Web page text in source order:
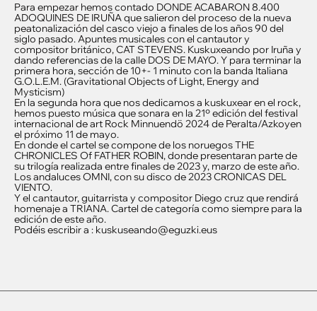
Para empezar hemos contado DONDE ACABARON 8.400
ADOQUINES DE IRUÑA que salieron del proceso de la nueva
peatonalización del casco viejo a finales de los años 90 del
siglo pasado. Apuntes musicales con el cantautor y
compositor británico, CAT STEVENS. Kuskuxeando por Iruña y
dando referencias de la calle DOS DE MAYO. Y para terminar la
primera hora, sección de 10+- 1 minuto con la banda Italiana
G.O.L.E.M. (Gravitational Objects of Light, Energy and
Mysticism)
En la segunda hora que nos dedicamos a kuskuxear en el rock,
hemos puesto música que sonara en la 21º edición del festival
internacional de art Rock Minnuendö 2024 de Peralta/Azkoyen
el próximo 11 de mayo.
En donde el cartel se compone de los noruegos THE
CHRONICLES Of FATHER ROBIN, donde presentaran parte de
su trilogía realizada entre finales de 2023 y, marzo de este año.
Los andaluces OMNI, con su disco de 2023 CRONICAS DEL
VIENTO.
Y el cantautor, guitarrista y compositor Diego cruz que rendirá
homenaje a TRIANA. Cartel de categoría como siempre para la
edición de este año.
Podéis escribir a : kuskuseando@eguzki.eus